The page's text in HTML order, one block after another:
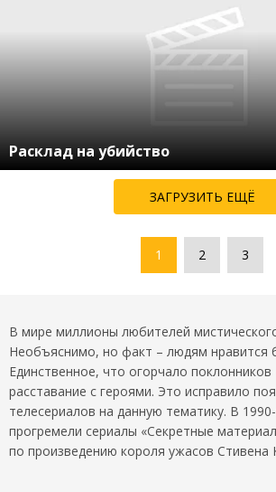
Расклад на убийство
ЗАГРУЗИТЬ ЕЩЁ
1 2 3
В мире миллионы любителей
Необъяснимо, но факт – людям нравится
Единственное, что огорчало
расставание с героями. Это исправило
телесериалов на данную тематику. В
прогремели сериалы «Секретные
по произведению короля ужасов Стивена